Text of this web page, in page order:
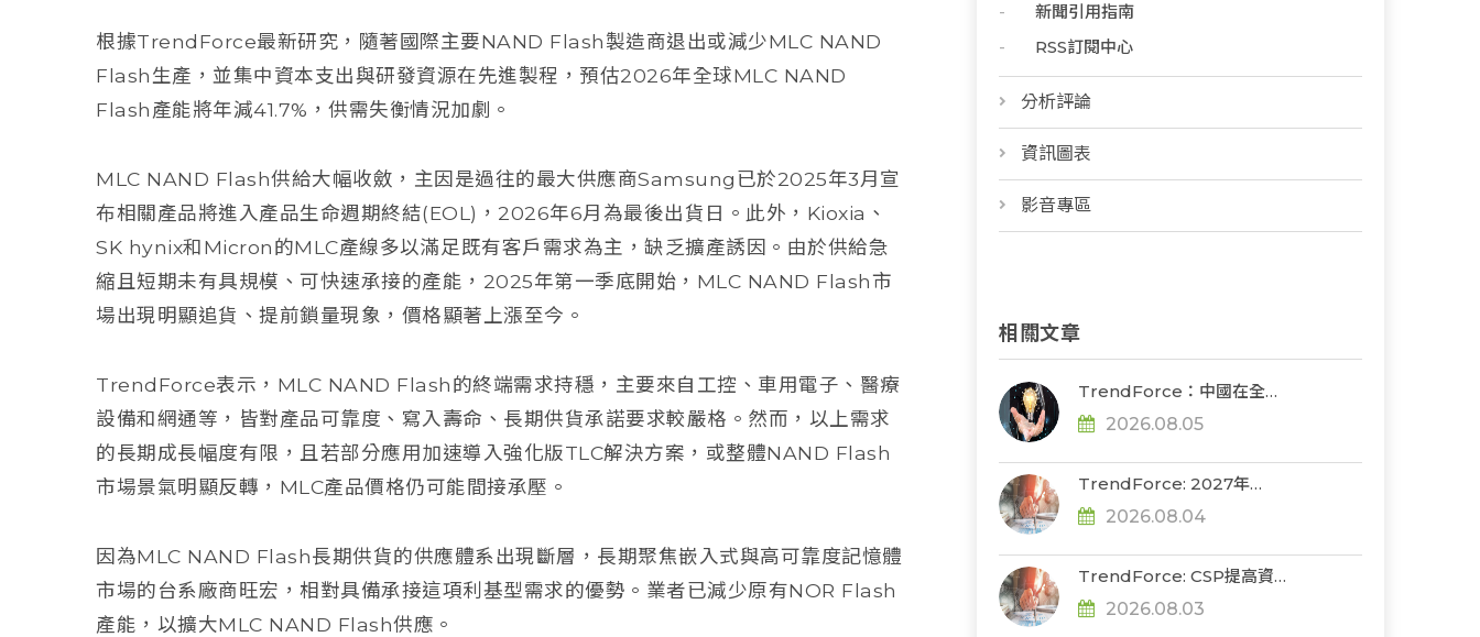
根據TrendForce最新研究，隨著國際主要NAND Flash製造商退出或減少MLC NAND
Flash生產，並集中資本支出與研發資源在先進製程，預估2026年全球MLC NAND
Flash產能將年減41.7%，供需失衡情況加劇。
MLC NAND Flash供給大幅收斂，主因是過往的最大供應商Samsung已於2025年3月宣
布相關產品將進入產品生命週期終結(EOL)，2026年6月為最後出貨日。此外，Kioxia、
SK hynix和Micron的MLC產線多以滿足既有客戶需求為主，缺乏擴產誘因。由於供給急
縮且短期未有具規模、可快速承接的產能，2025年第一季底開始，MLC NAND Flash市
場出現明顯追貨、提前鎖量現象，價格顯著上漲至今。
TrendForce表示，MLC NAND Flash的終端需求持穩，主要來自工控、車用電子、醫療
設備和網通等，皆對產品可靠度、寫入壽命、長期供貨承諾要求較嚴格。然而，以上需求
的長期成長幅度有限，且若部分應用加速導入強化版TLC解決方案，或整體NAND Flash
市場景氣明顯反轉，MLC產品價格仍可能間接承壓。
因為MLC NAND Flash長期供貨的供應體系出現斷層，長期聚焦嵌入式與高可靠度記憶體
市場的台系廠商旺宏，相對具備承接這項利基型需求的優勢。業者已減少原有NOR Flash
產能，以擴大MLC NAND Flash供應。
新聞引用指南
RSS訂閱中心
分析評論
資訊圖表
影音專區
相關文章
TrendForce：中國在全球
光模組代工製造市占率達
56%，若受禁令限制短期供
2026.08.05
TrendForce: 2027年
DRAM供給持續緊張，
NVIDIA評估下調Rubin
2026.08.04
TrendForce: CSP提高資
本支出90%催化， 2026年
AI server出貨年增上看31%
2026.08.03